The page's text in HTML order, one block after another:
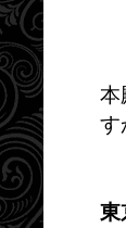
本
す
東